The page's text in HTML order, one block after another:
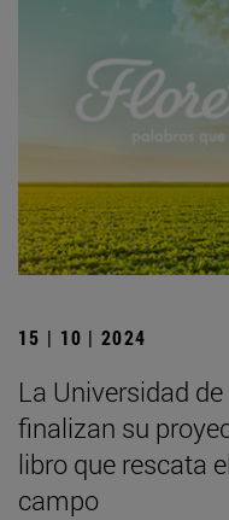
15 | 10 | 2024
La Universidad
finalizan su
libro que rescata
campo